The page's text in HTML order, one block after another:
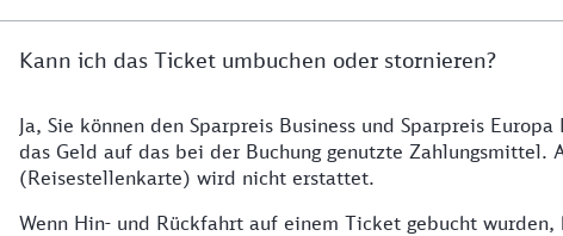
Kann ich das Ticket umbuchen oder stornieren?
Ja, Sie können den Sparpreis Business und Sparpreis
das Geld auf das bei der Buchung genutzte Zahlungsmittel.
(Reisestellenkarte) wird nicht erstattet.
Wenn Hin- und Rückfahrt auf einem Ticket gebucht